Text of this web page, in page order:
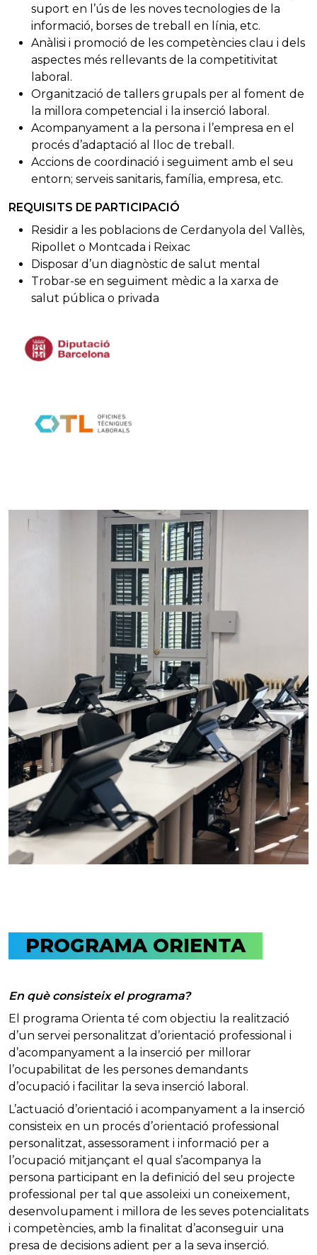
suport en l’ús de les noves tecnologies de la
informació, borses de treball en línia, etc.
Anàlisi i promoció de les competències clau i dels
aspectes més rellevants de la competitivitat
laboral.
Organització de tallers grupals per al foment de
la millora competencial i la inserció laboral.
Acompanyament a la persona i l’empresa en el
procés d’adaptació al lloc de treball.
Accions de coordinació i seguiment amb el seu
entorn; serveis sanitaris, família, empresa, etc.
REQUISITS DE PARTICIPACIÓ
Residir a les poblacions de Cerdanyola del Vallès,
Ripollet o Montcada i Reixac
Disposar d’un diagnòstic de salut mental
Trobar-se en seguiment mèdic a la xarxa de
salut pública o privada
PROGRAMA ORIENTA
En què consisteix el programa?
El programa Orienta té com objectiu la realització
d’un servei personalitzat d’orientació professional i
d’acompanyament a la inserció per millorar
l’ocupabilitat de les persones demandants
d’ocupació i facilitar la seva inserció laboral.
L’actuació d’orientació i acompanyament a la inserció
consisteix en un procés d’orientació professional
personalitzat, assessorament i informació per a
l’ocupació mitjançant el qual s’acompanya la
persona participant en la definició del seu projecte
professional per tal que assoleixi un coneixement,
desenvolupament i millora de les seves potencialitats
i competències, amb la finalitat d’aconseguir una
presa de decisions adient per a la seva inserció.